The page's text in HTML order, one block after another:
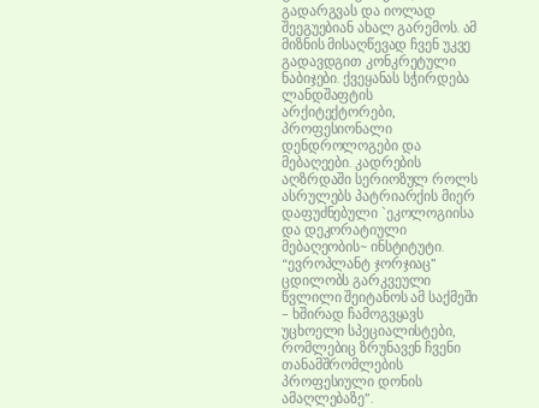
გადარგვას და იოლად
შეეგუებიან ახალ გარემოს. ამ
მიზნის მისაღწევად ჩვენ უკვე
გადავდგით კონკრეტული
ნაბიჯები. ქვეყანას სჭირდება
ლანდშაფტის
არქიტექტორები,
პროფესიონალი
დენდროლოგები და
მებაღეები. კადრების
აღზრდაში სერიოზულ როლს
ასრულებს პატრიარქის მიერ
დაფუძნებული `ეკოლოგიისა
და დეკორატიული
მებაღეობის~ ინსტიტუტი.
“ევროპლანტ ჯორჯიაც”
ცდილობს გარკვეული
წვლილი შეიტანოს ამ საქმეში
– ხშირად ჩამოგვყავს
უცხოელი სპეციალისტები,
რომლებიც ზრუნავენ ჩვენი
თანამშრომლების
პროფესიული დონის
ამაღლებაზე”.